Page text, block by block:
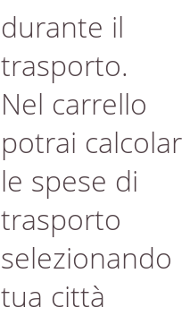
durante il
trasporto.
Nel carrello
potrai
le spese di
trasporto
selezionando
tua città